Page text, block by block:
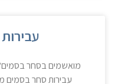
מואשמים בסחר
עבירות סחר בסמים